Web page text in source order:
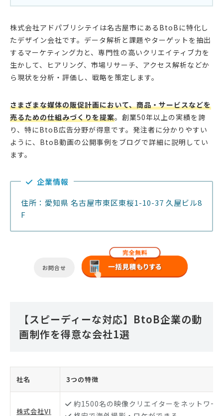
株式会社アドパブリシテイは名古屋市にあるBtoBに特化し
たデザイン会社です。データ解析と課題やターゲットを抽出
するマーケティング力と、専門性の高いクリエイティブ力を
生かして、ヒアリング、市場リサーチ、アクセス解析などか
ら現状を分析・評価し、戦略を策定します。
さまざまな媒体の販促計画において、商品・サービスなどを
売るための仕組みづくりを提案。創業50年以上の実績を誇
り、特にBtoB広告分野が得意です。発注者に分かりやすい
ように、BtoB動画の公開事例をブログで詳細に説明してい
ます。
企業情報
住所：愛知県 名古屋市東区東桜1-10-37 久屋ビル8
F
お問合せ
【スピーディーな対応】BtoB企業の動
画制作を得意な会社1選
社名 3つの特徴
株式会社VI
約1500名の映像クリエイターをネットワー